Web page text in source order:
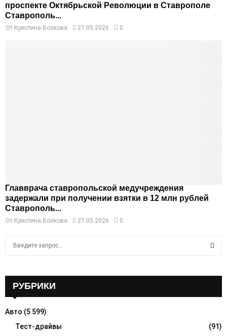
проспекте Октябрьской Революции в Ставрополе
Ставрополь...
От Кристина Волкова 27.05.2026 0
Главврача ставропольской медучреждения
задержали при получении взятки в 12 млн рублей
Ставрополь...
От Кристина Волкова 27.05.2026 0
o
R
РУБРИКИ
Авто (5 599)
Тест-драйвы
(91)